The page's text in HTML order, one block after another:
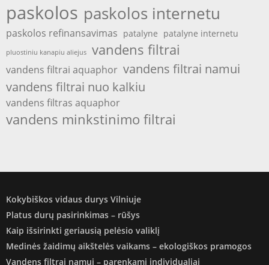
paskolos paskolos internetu
paskolos refinansavimas patalyne patalyne internetu
pluostiniu kanapiu aliejus vandens filtrai
vandens filtrai aquaphor vandens filtrai namui
vandens filtrai nuo kalkiu
vandens filtras aquaphor
vandens minkstinimo filtrai
Kokybiškos vidaus durys Vilniuje
Platus durų pasirinkimas – rūšys
Kaip išsirinkti geriausią pelėsio valiklį
Medinės žaidimų aikštelės vaikams – ekologiškos pramogos
Vandens filtrai namui – parenkami individualiai